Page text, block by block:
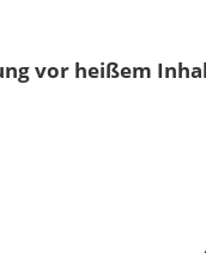
vor heißem